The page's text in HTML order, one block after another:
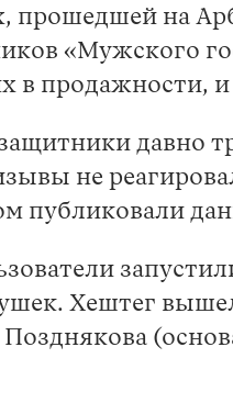
на
«Мужского
в продажности,
давно
не
публиковали
Хештег